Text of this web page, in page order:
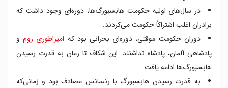
در سال‌های اولیه حکومت هابسبورگ‌ها، دوره‌ای وجود داشت که
برادران اغلب اشتراکاً حکومت می‌کردند.
دوران حکومت موقتی، دوره‌ای بحرانی بود که امپراطوری رومو
پادشاهی آلمان، پادشاه نداشتند. این شکاف تا زمان به قدرت رسیدن
هابسبورگ‌ها ادامه یافت.
به قدرت رسیدن هابسبورگ با رنسانس مصادف بود و زمانی‌که